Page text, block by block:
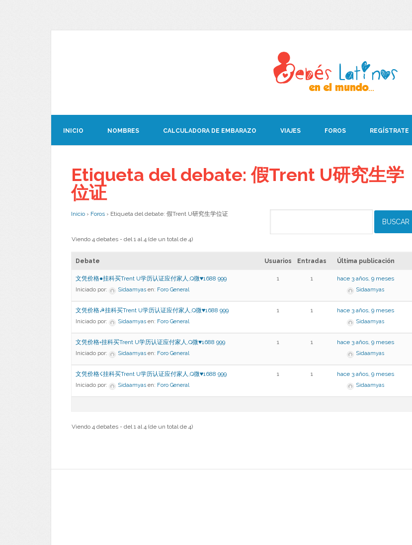
INICIO NOMBRES CALCULADORA DE EMBARAZO VIAJES FOROS REGÍSTRATE
Etiqueta del debate: 假Trent U研究生学
位证
Inicio › Foros › Etiqueta del debate: 假Trent U研究生学位证
Viendo 4 debates - del 1 al 4 (de un total de 4)
Debate Usuarios Entradas Última publicación
文凭价格●挂科买Trent U学历认证应付家人,Q微♥1688 999
Iniciado por: Sidaamyas en: Foro General
1 1 hace 3 años, 9 meses
Sidaamyas
文凭价格☭挂科买Trent U学历认证应付家人,Q微♥1688 999
Iniciado por: Sidaamyas en: Foro General
1 1 hace 3 años, 9 meses
Sidaamyas
文凭价格◦挂科买Trent U学历认证应付家人,Q微♥1688 999
Iniciado por: Sidaamyas en: Foro General
1 1 hace 3 años, 9 meses
Sidaamyas
文凭价格☇挂科买Trent U学历认证应付家人,Q微♥1688 999
Iniciado por: Sidaamyas en: Foro General
1 1 hace 3 años, 9 meses
Sidaamyas
Viendo 4 debates - del 1 al 4 (de un total de 4)